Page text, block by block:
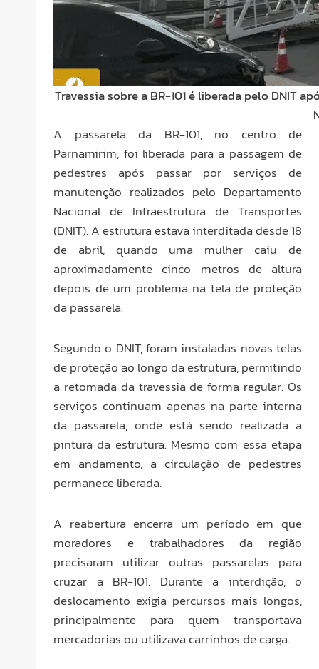
Travessia sobre a BR-101 é liberada pelo DNIT
A passarela da BR-101, no centro de
Parnamirim, foi liberada para a passagem de
pedestres após passar por serviços de
manutenção realizados pelo Departamento
Nacional de Infraestrutura de Transportes
(DNIT). A estrutura estava interditada desde 18
de abril, quando uma mulher caiu de
aproximadamente cinco metros de altura
depois de um problema na tela de proteção
da passarela.
Segundo o DNIT, foram instaladas novas telas
de proteção ao longo da estrutura, permitindo
a retomada da travessia de forma regular. Os
serviços continuam apenas na parte interna
da passarela, onde está sendo realizada a
pintura da estrutura. Mesmo com essa etapa
em andamento, a circulação de pedestres
permanece liberada.
A reabertura encerra um período em que
moradores e trabalhadores da região
precisaram utilizar outras passarelas para
cruzar a BR-101. Durante a interdição, o
deslocamento exigia percursos mais longos,
principalmente para quem transportava
mercadorias ou utilizava carrinhos de carga.